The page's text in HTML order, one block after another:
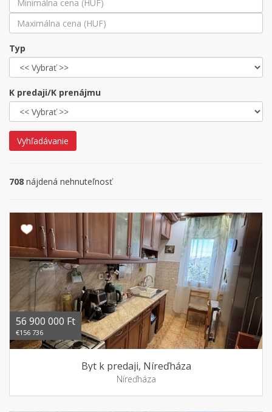
Typ
K predaji/K prenájmu
Vyhľadávanie
708 nájdená nehnuteľnosť
56 900 000 Ft
€156 736
Byt k predaji, Níreďháza
Níreďháza